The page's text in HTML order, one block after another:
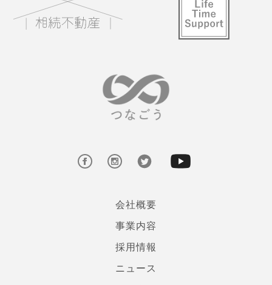
会社概要
事業内容
採用情報
ニュース